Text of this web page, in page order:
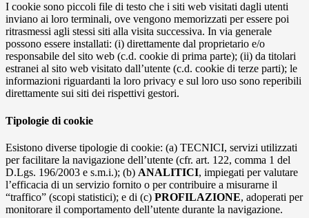
I cookie sono piccoli file di testo che i siti web visitati dagli utenti
inviano ai loro terminali, ove vengono memorizzati per essere poi
ritrasmessi agli stessi siti alla visita successiva. In via generale
possono essere installati: (i) direttamente dal proprietario e/o
responsabile del sito web (c.d. cookie di prima parte); (ii) da titolari
estranei al sito web visitato dall’utente (c.d. cookie di terze parti); le
informazioni riguardanti la loro privacy e sul loro uso sono reperibili
direttamente sui siti dei rispettivi gestori.
Tipologie di cookie
Esistono diverse tipologie di cookie: (a) TECNICI, servizi utilizzati
per facilitare la navigazione dell’utente (cfr. art. 122, comma 1 del
D.Lgs. 196/2003 e s.m.i.); (b) ANALITICI, impiegati per valutare
l’efficacia di un servizio fornito o per contribuire a misurarne il
“traffico” (scopi statistici); e di (c) PROFILAZIONE, adoperati per
monitorare il comportamento dell’utente durante la navigazione.